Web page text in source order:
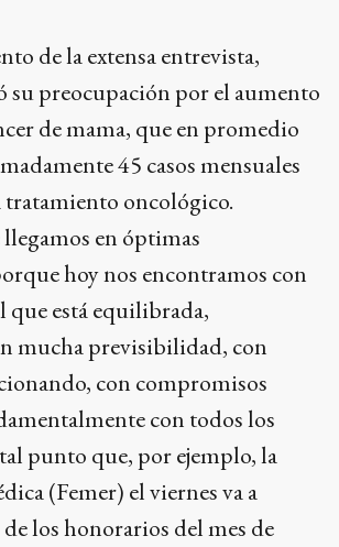
de la extensa entrevista,
su preocupación por el aumento
de mama, que en promedio
45 casos mensuales
tratamiento oncológico.
en óptimas
hoy nos encontramos con
que está equilibrada,
mucha previsibilidad, con
con compromisos
con todos los
punto que, por ejemplo, la
(Femer) el viernes va a
los honorarios del mes de